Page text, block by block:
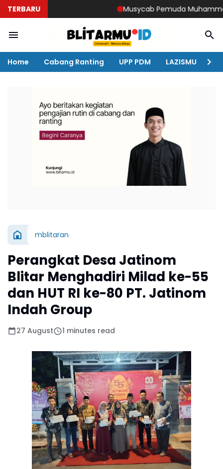
TERBARU Musycab Pemuda
Home Cabang Ranting UPP PDM LAZISMU
mblitaran
Perangkat Desa Jatinom
Blitar Menghadiri Milad ke-55
dan HUT RI ke-80 PT. Jatinom
Indah Group
27 August 1 minutes read